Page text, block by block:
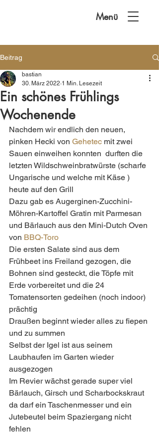
Menü
Beitrag
Ein schönes Frühlings
Wochenende
bastian
30. März 2022 1 Min. Lesezeit
Nachdem wir endlich den neuen,
pinken Hecki von Gehetec mit zwei
Sauen einweihen konnten  durften die
letzten Wildschweinbratwürste (scharfe
Ungarische und welche mit Käse )
heute auf den Grill
Dazu gab es Augerginen-Zucchini-
Möhren-Kartoffel Gratin mit Parmesan
und Bärlauch aus den Mini-Dutch Oven
von BBQ-Toro
Die ersten Salate sind aus dem
Frühbeet ins Freiland gezogen, die
Bohnen sind gesteckt, die Töpfe mit
Erde vorbereitet und die 24
Tomatensorten gedeihen (noch indoor)
prächtig
Draußen beginnt wieder alles zu fiepen
und zu summen
Selbst der Igel ist aus seinem
Laubhaufen im Garten wieder
ausgezogen
Im Revier wächst gerade super viel
Bärlauch, Girsch und Scharbockskraut
da darf ein Taschenmesser und ein
Jutebeutel beim Spaziergang nicht
fehlen